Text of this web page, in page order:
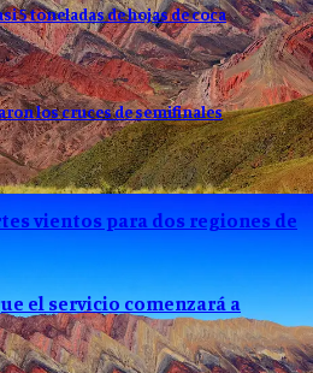
5 toneladas de hojas de coca
los cruces de semifinales
vientos para dos regiones de
el servicio comenzará a